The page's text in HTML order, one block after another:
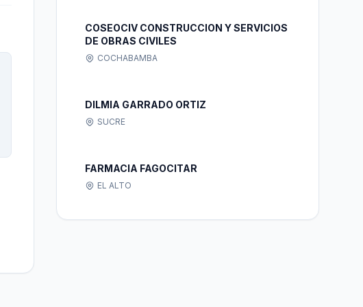
COSEOCIV CONSTRUCCION Y SERVICIOS
DE OBRAS CIVILES
COCHABAMBA
DILMIA GARRADO ORTIZ
SUCRE
FARMACIA FAGOCITAR
EL ALTO